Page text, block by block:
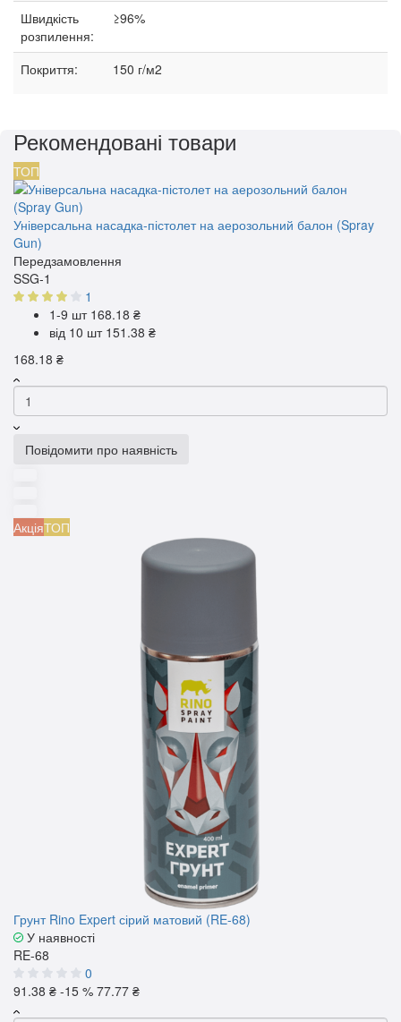
Швидкість
розпилення:
≥96%
Покриття: 150 г/м2
Рекомендовані товари
ТОП
Універсальна насадка-пістолет на аерозольний балон (Spray
Gun)
Передзамовлення
SSG-1
1
1-9 шт 168.18 ₴
від 10 шт 151.38 ₴
168.18 ₴
Повідомити про наявність
АкціяТОП
Грунт Rino Expert сірий матовий (RE-68)
У наявності
RE-68
0
91.38 ₴ -15 % 77.77 ₴